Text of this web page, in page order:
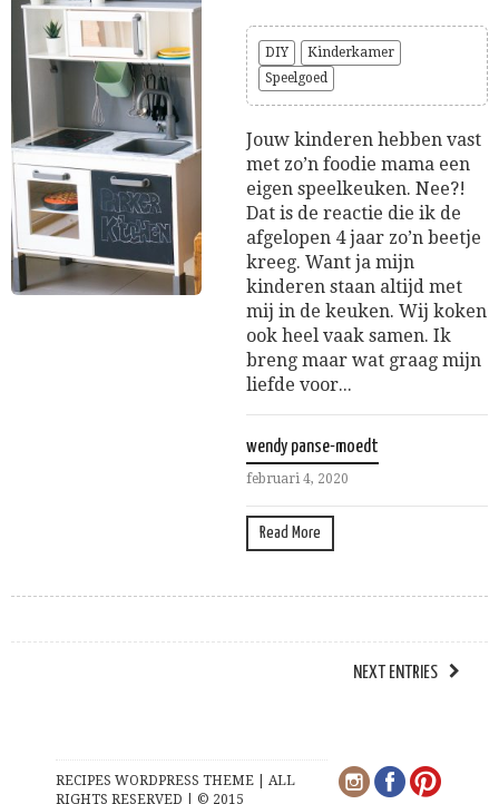
DIY
Kinderkamer
Speelgoed
Jouw kinderen hebben vast
met zo’n foodie mama een
eigen speelkeuken. Nee?!
Dat is de reactie die ik de
afgelopen 4 jaar zo’n beetje
kreeg. Want ja mijn
kinderen staan altijd met
mij in de keuken. Wij koken
ook heel vaak samen. Ik
breng maar wat graag mijn
liefde voor...
wendy panse-moedt
februari 4, 2020
Read More
NEXT ENTRIES
RECIPES WORDPRESS THEME | ALL
RIGHTS RESERVED | © 2015